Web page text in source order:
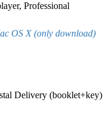
, Professional
OS X (only download)
Delivery (booklet+key)